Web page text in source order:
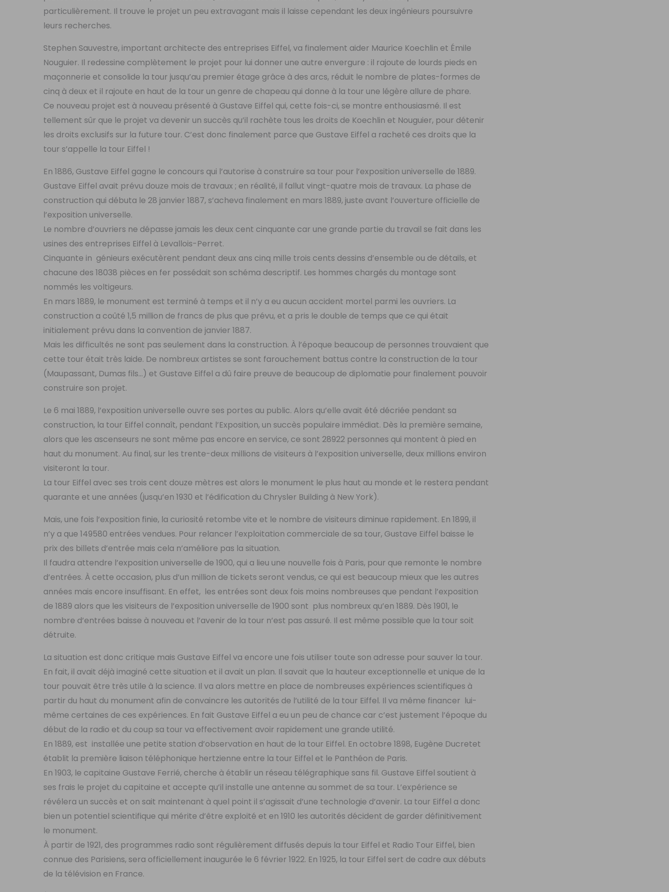
particulièrement. Il trouve le projet un peu extravagant mais il laisse cependant les deux ingénieurs poursuivre
leurs recherches.
Stephen Sauvestre, important architecte des entreprises Eiffel, va finalement aider Maurice Koechlin et Émile
Nouguier. Il redessine complètement le projet pour lui donner une autre envergure : il rajoute de lourds pieds en
maçonnerie et consolide la tour jusqu’au premier étage grâce à des arcs, réduit le nombre de plates-formes de
cinq à deux et il rajoute en haut de la tour un genre de chapeau qui donne à la tour une légère allure de phare.
Ce nouveau projet est à nouveau présenté à Gustave Eiffel qui, cette fois-ci, se montre enthousiasmé. Il est
tellement sûr que le projet va devenir un succès qu’il rachète tous les droits de Koechlin et Nouguier, pour détenir
les droits exclusifs sur la future tour. C’est donc finalement parce que Gustave Eiffel a racheté ces droits que la
tour s’appelle la tour Eiffel !
En 1886, Gustave Eiffel gagne le concours qui l’autorise à construire sa tour pour l’exposition universelle de 1889.
Gustave Eiffel avait prévu douze mois de travaux ; en réalité, il fallut vingt-quatre mois de travaux. La phase de
construction qui débuta le 28 janvier 1887, s’acheva finalement en mars 1889, juste avant l’ouverture officielle de
l’exposition universelle.
Le nombre d’ouvriers ne dépasse jamais les deux cent cinquante car une grande partie du travail se fait dans les
usines des entreprises Eiffel à Levallois-Perret.
Cinquante in génieurs exécutèrent pendant deux ans cinq mille trois cents dessins d’ensemble ou de détails, et
chacune des 18038 pièces en fer possédait son schéma descriptif. Les hommes chargés du montage sont
nommés les voltigeurs.
En mars 1889, le monument est terminé à temps et il n’y a eu aucun accident mortel parmi les ouvriers. La
construction a coûté 1,5 million de francs de plus que prévu, et a pris le double de temps que ce qui était
initialement prévu dans la convention de janvier 1887.
Mais les difficultés ne sont pas seulement dans la construction. À l’époque beaucoup de personnes trouvaient que
cette tour était très laide. De nombreux artistes se sont farouchement battus contre la construction de la tour
(Maupassant, Dumas fils…) et Gustave Eiffel a dû faire preuve de beaucoup de diplomatie pour finalement pouvoir
construire son projet.
Le 6 mai 1889, l’exposition universelle ouvre ses portes au public. Alors qu’elle avait été décriée pendant sa
construction, la tour Eiffel connaît, pendant l’Exposition, un succès populaire immédiat. Dès la première semaine,
alors que les ascenseurs ne sont même pas encore en service, ce sont 28922 personnes qui montent à pied en
haut du monument. Au final, sur les trente-deux millions de visiteurs à l’exposition universelle, deux millions environ
visiteront la tour.
La tour Eiffel avec ses trois cent douze mètres est alors le monument le plus haut au monde et le restera pendant
quarante et une années (jusqu’en 1930 et l’édification du Chrysler Building à New York).
Mais, une fois l’exposition finie, la curiosité retombe vite et le nombre de visiteurs diminue rapidement. En 1899, il
n’y a que 149580 entrées vendues. Pour relancer l’exploitation commerciale de sa tour, Gustave Eiffel baisse le
prix des billets d’entrée mais cela n’améliore pas la situation.
Il faudra attendre l’exposition universelle de 1900, qui a lieu une nouvelle fois à Paris, pour que remonte le nombre
d’entrées. À cette occasion, plus d’un million de tickets seront vendus, ce qui est beaucoup mieux que les autres
années mais encore insuffisant. En effet, les entrées sont deux fois moins nombreuses que pendant l’exposition
de 1889 alors que les visiteurs de l’exposition universelle de 1900 sont plus nombreux qu’en 1889. Dès 1901, le
nombre d’entrées baisse à nouveau et l’avenir de la tour n’est pas assuré. Il est même possible que la tour soit
détruite.
La situation est donc critique mais Gustave Eiffel va encore une fois utiliser toute son adresse pour sauver la tour.
En fait, il avait déjà imaginé cette situation et il avait un plan. Il savait que la hauteur exceptionnelle et unique de la
tour pouvait être très utile à la science. Il va alors mettre en place de nombreuses expériences scientifiques à
partir du haut du monument afin de convaincre les autorités de l’utilité de la tour Eiffel. Il va même financer lui-
même certaines de ces expériences. En fait Gustave Eiffel a eu un peu de chance car c’est justement l’époque du
début de la radio et du coup sa tour va effectivement avoir rapidement une grande utilité.
En 1889, est installée une petite station d’observation en haut de la tour Eiffel. En octobre 1898, Eugène Ducretet
établit la première liaison téléphonique hertzienne entre la tour Eiffel et le Panthéon de Paris.
En 1903, le capitaine Gustave Ferrié, cherche à établir un réseau télégraphique sans fil. Gustave Eiffel soutient à
ses frais le projet du capitaine et accepte qu’il installe une antenne au sommet de sa tour. L’expérience se
révélera un succès et on sait maintenant à quel point il s’agissait d’une technologie d’avenir. La tour Eiffel a donc
bien un potentiel scientifique qui mérite d’être exploité et en 1910 les autorités décident de garder définitivement
le monument.
À partir de 1921, des programmes radio sont régulièrement diffusés depuis la tour Eiffel et Radio Tour Eiffel, bien
connue des Parisiens, sera officiellement inaugurée le 6 février 1922. En 1925, la tour Eiffel sert de cadre aux débuts
de la télévision en France.